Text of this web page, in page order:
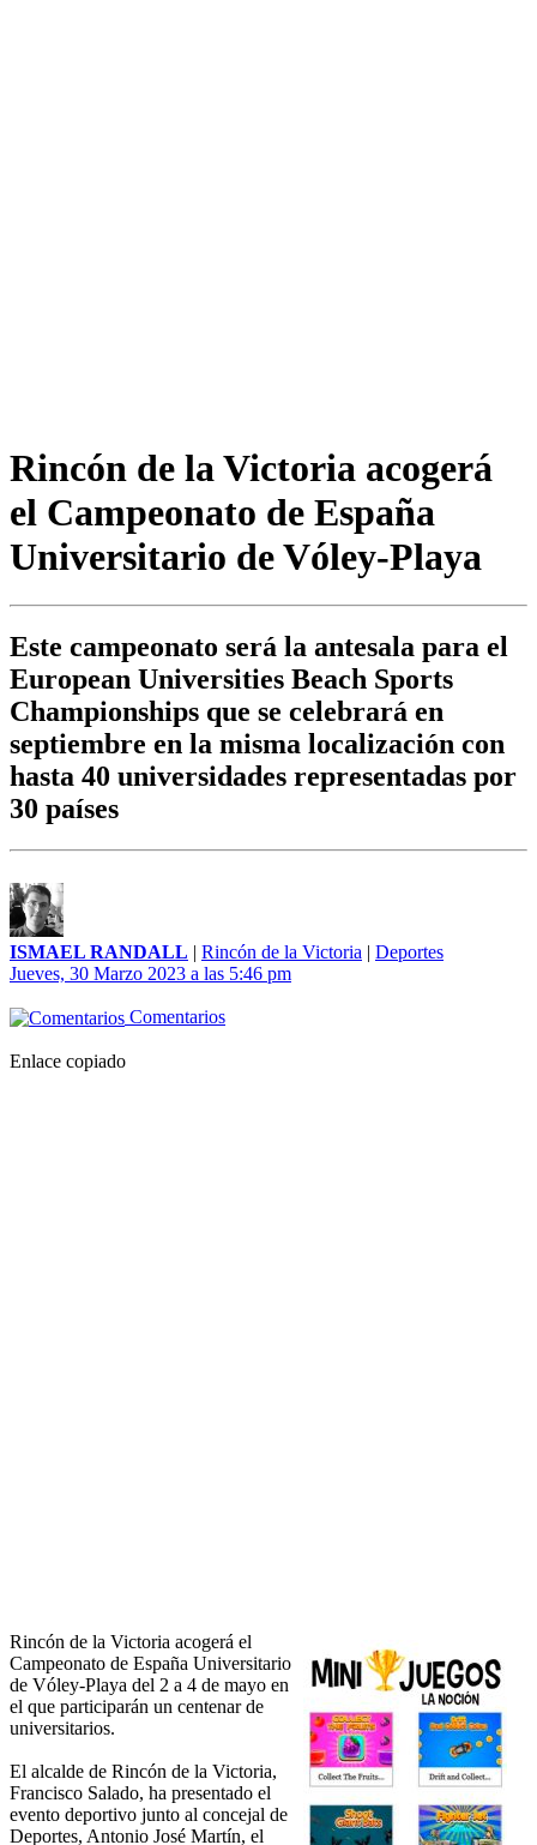
Rincón de la Victoria acogerá
el Campeonato de España
Universitario de Vóley-Playa
Este campeonato será la antesala para el
European Universities Beach Sports
Championships que se celebrará en
septiembre en la misma localización con
hasta 40 universidades representadas por
30 países
ISMAEL RANDALL | Rincón de la Victoria | Deportes
Jueves, 30 Marzo 2023 a las 5:46 pm
Comentarios
Enlace copiado
Rincón de la Victoria acogerá el
Campeonato de España Universitario
de Vóley-Playa del 2 a 4 de mayo en
el que participarán un centenar de
universitarios.
El alcalde de Rincón de la Victoria,
Francisco Salado, ha presentado el
evento deportivo junto al concejal de
Deportes, Antonio José Martín, el